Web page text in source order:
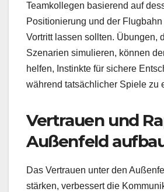
Teamkollegen basierend auf
Positionierung und der
Vortritt lassen sollten. Übungen,
Szenarien simulieren, können
helfen, Instinkte für sichere
während tatsächlicher Spiele zu
Vertrauen und
Außenfeld
Das Vertrauen unter den
stärken, verbessert die